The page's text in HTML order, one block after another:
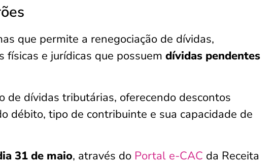
que permite a renegociação de dívidas,
físicas e jurídicas que possuem dívidas pendentes
de dívidas tributárias, oferecendo descontos
débito, tipo de contribuinte e sua capacidade de
31 de maio, através do Portal e-CAC da Receita